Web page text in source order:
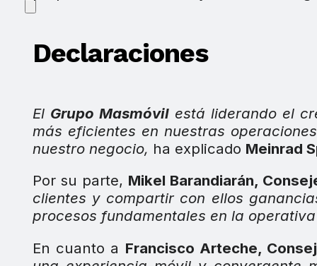
Declaraciones
El Grupo Masmóvilestá liderando el
más eficientes en nuestras
nuestro negocio, ha explicado Meinrad
Por su parte, Mikel Barandiarán,
clientes y compartir con ellos
procesos fundamentales en la
En cuanto a Francisco Arteche,